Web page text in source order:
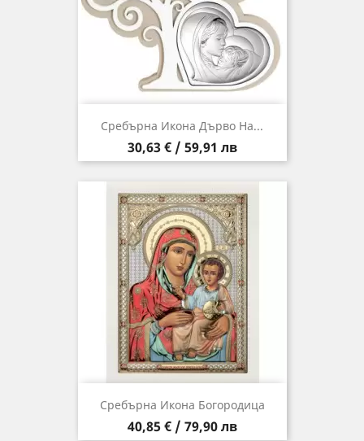
Сребърна Икона Дърво На...
Цена
30,63 € / 59,91 лв
Сребърна Икона Богородица
Цена
40,85 € / 79,90 лв